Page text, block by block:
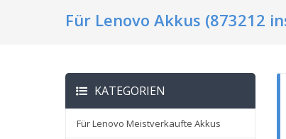
Für Lenovo Akkus (873212
KATEGORIEN
Für Lenovo Meistverkaufte Akkus